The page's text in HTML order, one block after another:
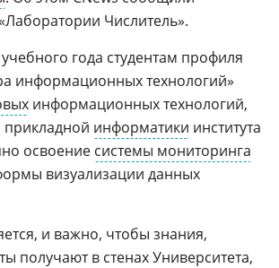
Числитель».
года студентам профиля
информационных технологий»
информационных технологий,
прикладной информатики института
освоение системы мониторинга
визуализации данных
и важно, чтобы знания,
получают в стенах Университета,